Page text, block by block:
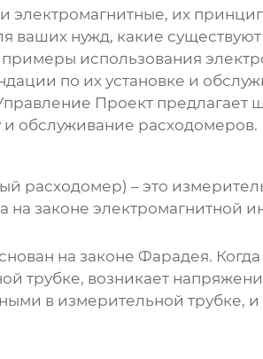
электромагнитные, их
ваших нужд, какие
использования
по их установке и
Проектпредлагает
и обслуживание расходомеров.
расходомер) – это
законе электромагнитной
на законе Фарадея.
трубке, возникает
в измерительной трубке, и